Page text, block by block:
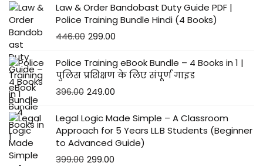
Law & Order Bandobast Duty Guide PDF |
Police Training Bundle Hindi (4 Books)
446.00 299.00
Police Training eBook Bundle – 4 Books in 1 |
पुलिस प्रशिक्षण के लिए संपूर्ण गाइड
396.00 249.00
Legal Logic Made Simple – A Classroom
Approach for 5 Years LL.B Students (Beginner
to Advanced Guide)
399.00 299.00